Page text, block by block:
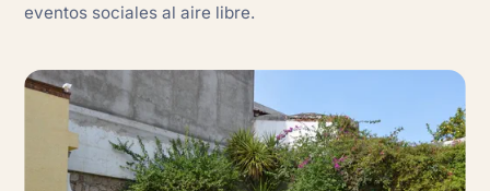
eventos sociales al aire libre.